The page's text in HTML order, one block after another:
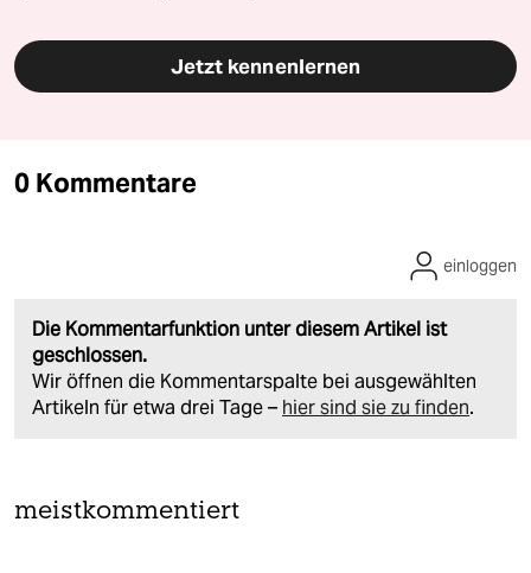
Jetzt kennenlernen
0 Kommentare
Die Kommentarfunktion unter diesem Artikel ist
geschlossen.
Wir öffnen die Kommentarspalte bei ausgewählten
Artikeln für etwa drei Tage – hier sind sie zu finden.
einloggen
meistkommentiert